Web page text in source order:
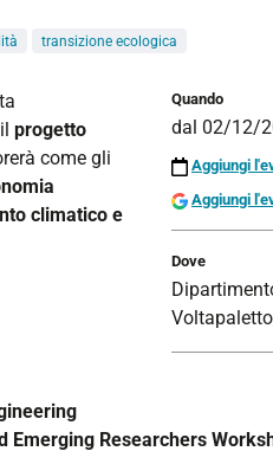
transizione ecologica
Quando
dal 02/12/
Aggiungi
Aggiungi
Dove
progetto
come gli
climatico e
Emerging Researchers